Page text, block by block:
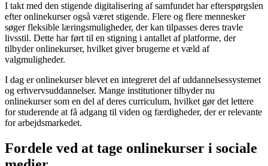
I takt med den stigende digitalisering af samfundet har efterspørgslen
efter onlinekurser også været stigende. Flere og flere mennesker
søger fleksible læringsmuligheder, der kan tilpasses deres travle
livsstil. Dette har ført til en stigning i antallet af platforme, der
tilbyder onlinekurser, hvilket giver brugerne et væld af
valgmuligheder.
I dag er onlinekurser blevet en integreret del af uddannelsessystemet
og erhvervsuddannelser. Mange institutioner tilbyder nu
onlinekurser som en del af deres curriculum, hvilket gør det lettere
for studerende at få adgang til viden og færdigheder, der er relevante
for arbejdsmarkedet.
Fordele ved at tage onlinekurser i sociale